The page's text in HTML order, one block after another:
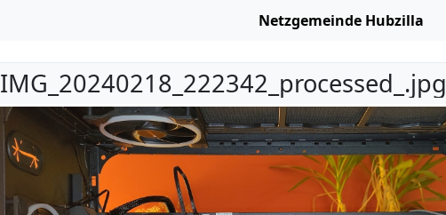
Netzgemeinde Hubzilla
IMG_20240218_222342_processed_.jpg